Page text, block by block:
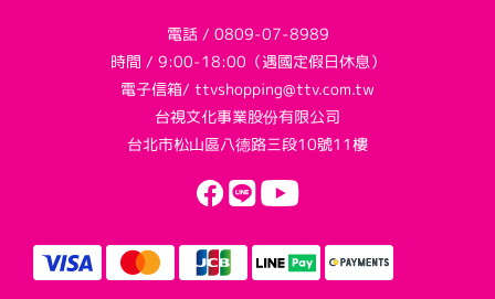
電話 / 0809-07-8989
時間 / 9:00-18:00（遇國定假日休息）
電子信箱/ ttvshopping@ttv.com.tw
台視文化事業股份有限公司
台北市松山區八德路三段10號11樓